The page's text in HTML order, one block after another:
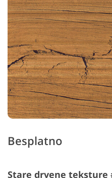
Besplatno
Stare drvene teksture